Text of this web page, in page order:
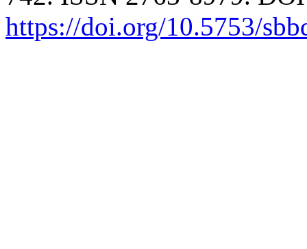
https://doi.org/10.5753/